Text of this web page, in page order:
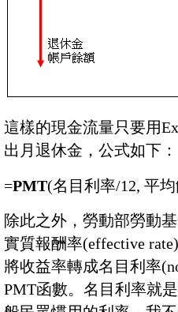
這樣的現金流量只要用
出月退休金，公式如下：
=PMT(名目利率/12, 平
除此之外，勞動部勞動
實質報酬率(effective
將收益率轉成名目利率
PMT函數。名目利率就